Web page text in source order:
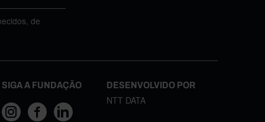
de
SIGA A FUNDAÇÃO DESENVOLVIDO POR
NTT DATA